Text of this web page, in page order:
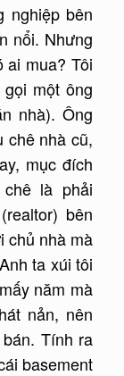
nghiệp bên
nổi. Nhưng
ai mua? Tôi
một ông
nhà). Ông
chê nhà cũ,
mục đích
là phải
bên
chủ nhà mà
ta xúi tôi
năm mà
nản, nên
Tính ra
basement